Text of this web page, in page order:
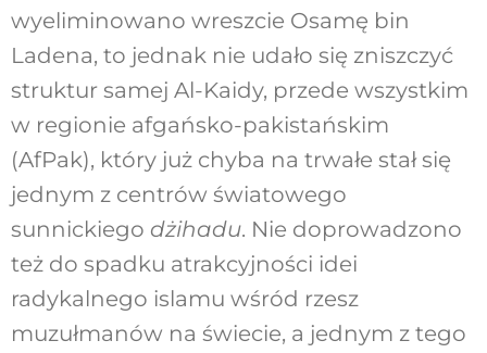
wyeliminowano wreszcie Osamę bin
Ladena, to jednak nie udało się zniszczyć
struktur samej Al-Kaidy, przede wszystkim
w regionie afgańsko-pakistańskim
(AfPak), który już chyba na trwałe stał się
jednym z centrów światowego
sunnickiego dżihadu. Nie doprowadzono
też do spadku atrakcyjności idei
radykalnego islamu wśród rzesz
muzułmanów na świecie, a jednym z tego